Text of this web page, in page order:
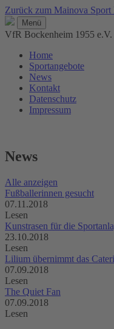
Zurück zum Mainova Sport
Menü
VfR Bockenheim 1955 e.V.
Home
Sportangebote
News
Kontakt
Datenschutz
Impressum
News
Alle anzeigen
Fußballerinnen gesucht
07.11.2018
Lesen
Kunstrasen für die
23.10.2018
Lesen
Lilium übernimmt das
07.09.2018
Lesen
The Quiet Fan
07.09.2018
Lesen